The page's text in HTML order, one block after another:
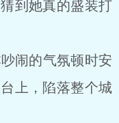
到她真的盛装打
闹的气氛顿时安
上，陷落整个城